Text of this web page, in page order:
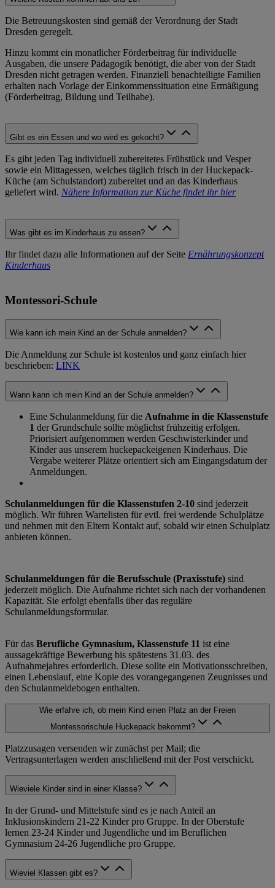
Die Betreuungskosten sind gemäß der Verordnung der Stadt
Dresden geregelt.
Hinzu kommt ein monatlicher Förderbeitrag für individuelle
Ausgaben, die unsere Pädagogik benötigt, die aber von der Stadt
Dresden nicht getragen werden. Finanziell benachteiligte Familien
erhalten nach Vorlage der Einkommenssituation eine Ermäßigung
(Förderbeitrag, Bildung und Teilhabe).
Gibt es ein Essen und wo wird es gekocht?
Es gibt jeden Tag individuell zubereitetes Frühstück und Vesper
sowie ein Mittagessen, welches täglich frisch in der Huckepack-
Küche (am Schulstandort) zubereitet und an das Kinderhaus
geliefert wird. Nähere Information zur Küche findet ihr hier
Was gibt es im Kinderhaus zu essen?
Ihr findet dazu alle Informationen auf der Seite Ernährungskonzept
Kinderhaus
Montessori-Schule
Wie kann ich mein Kind an der Schule anmelden?
Die Anmeldung zur Schule ist kostenlos und ganz einfach hier
beschrieben: LINK
Wann kann ich mein Kind an der Schule anmelden?
Eine Schulanmeldung für die Aufnahme in die Klassenstufe
1 der Grundschule sollte möglichst frühzeitig erfolgen.
Priorisiert aufgenommen werden Geschwisterkinder und
Kinder aus unserem huckepackeigenen Kinderhaus. Die
Vergabe weiterer Plätze orientiert sich am Eingangsdatum der
Anmeldungen.
Schulanmeldungen für die Klassenstufen 2-10 sind jederzeit
möglich. Wir führen Wartelisten für evtl. frei werdende Schulplätze
und nehmen mit den Eltern Kontakt auf, sobald wir einen Schulplatz
anbieten können.
Schulanmeldungen für die Berufsschule (Praxisstufe) sind
jederzeit möglich. Die Aufnahme richtet sich nach der vorhandenen
Kapazität. Sie erfolgt ebenfalls über das reguläre
Schulanmeldungsformular.
Für das Berufliche Gymnasium, Klassenstufe 11 ist eine
aussagekräftige Bewerbung bis spätestens 31.03. des
Aufnahmejahres erforderlich. Diese sollte ein Motivationsschreiben,
einen Lebenslauf, eine Kopie des vorangegangenen Zeugnisses und
den Schulanmeldebogen enthalten.
Wie erfahre ich, ob mein Kind einen Platz an der Freien
Montessorischule Huckepack bekommt?
Platzzusagen versenden wir zunächst per Mail; die
Vertragsunterlagen werden anschließend mit der Post verschickt.
Wieviele Kinder sind in einer Klasse?
In der Grund- und Mittelstufe sind es je nach Anteil an
Inklusionskindern 21-22 Kinder pro Gruppe. In der Oberstufe
lernen 23-24 Kinder und Jugendliche und im Beruflichen
Gymnasium 24-26 Jugendliche pro Gruppe.
Wieviel Klassen gibt es?